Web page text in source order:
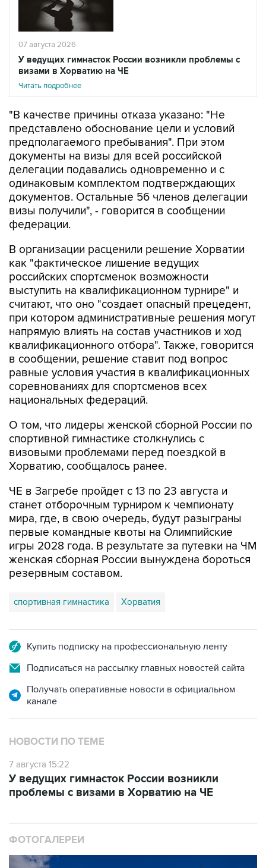
07 августа 2026
У ведущих гимнасток России возникли проблемы с
визами в Хорватию на ЧЕ
Читать подробнее
"В качестве причины отказа указано: "Не
предполагаемого пребывания". При этом
документы на визы для всей российской
делегации подавались одновременно и с
одинаковым комплектом подтверждающих
документов. Остальные 56 членов делегации
визы получили", - говорится в сообщении
федерации.
В организации расценили решение Хорватии
российских спортсменок возможности
выступить на квалификационном турнире" и
считают, что оно "создает опасный прецедент,
при котором административные решения могут
напрямую влиять на состав участников и ход
квалификационного отбора". Также, говорится
в сообщении, решение ставит под вопрос
равные условия участия в квалификационных
соревнованиях для спортсменов всех
национальных федераций.
О том, что лидеры женской сборной России по
визовыми проблемами перед поездкой в
Хорватию, сообщалось ранее.
ЧЕ в Загребе пройдет с 13 по 23 августа и
мира, где, в свою очередь, будут разыграны
первые командные квоты на Олимпийские
игры 2028 года. В результате за путевки на ЧМ
женская сборная России вынуждена бороться
резервным составом.
спортивная гимнастика Хорватия
Подписаться на рассылку главных новостей сайта
Получать оперативные новости в официальном
НОВОСТИ ПО ТЕМЕ
7 августа 15:22
проблемы с визами в Хорватию на ЧЕ